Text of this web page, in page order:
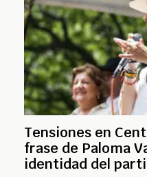
Tensiones en
frase de Paloma
identidad del